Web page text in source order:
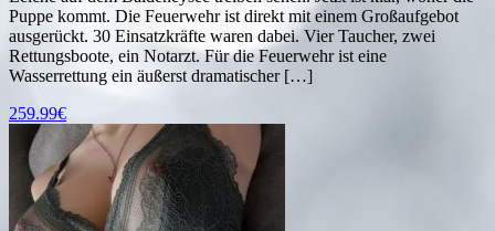
Puppe kommt. Die Feuerwehr ist direkt mit einem Großaufgebot
ausgerückt. 30 Einsatzkräfte waren dabei. Vier Taucher, zwei
Rettungsboote, ein Notarzt. Für die Feuerwehr ist eine
Wasserrettung ein äußerst dramatischer […]
259.99€